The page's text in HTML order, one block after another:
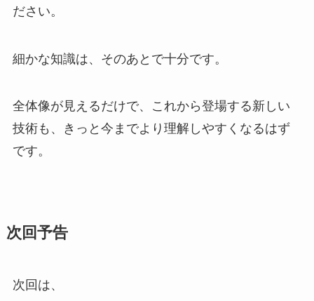
ださい。
細かな知識は、そのあとで十分です。
全体像が見えるだけで、これから登場する新しい
技術も、きっと今までより理解しやすくなるはず
です。
次回予告
次回は、